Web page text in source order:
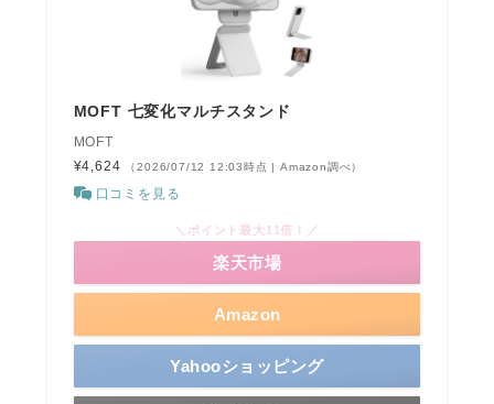
MOFT 七変化マルチスタンド
MOFT
¥4,624
（2026/07/12 12:03時点 | Amazon調べ）
口コミを見る
Amazon
＼ポイント最大11倍！／
楽天市場
Yahooショッピング